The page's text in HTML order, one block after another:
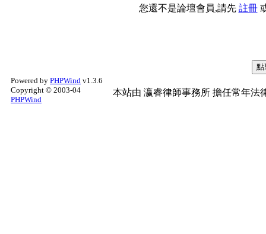
您還不是論壇會員,請先 註冊
Powered by PHPWind v1.3.6
Copyright © 2003-04
PHPWind
本站由 瀛睿律師事務所 擔任常年法